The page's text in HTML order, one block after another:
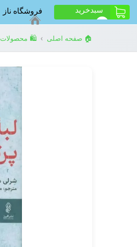
سبد‌خرید فروشگاه ناز
🏠 صفحه اصلی › 🛍️ محصولات